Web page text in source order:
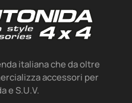
italiana che da oltre
accessori per
e S.U.V.